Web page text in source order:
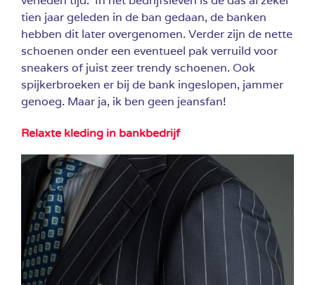
tien jaar geleden in de ban gedaan, de banken
hebben dit later overgenomen. Verder zijn de nette
schoenen onder een eventueel pak verruild voor
sneakers of juist zeer trendy schoenen. Ook
spijkerbroeken er bij de bank ingeslopen, jammer
genoeg. Maar ja, ik ben geen jeansfan!
Relaxte kleding in bankbedrijf